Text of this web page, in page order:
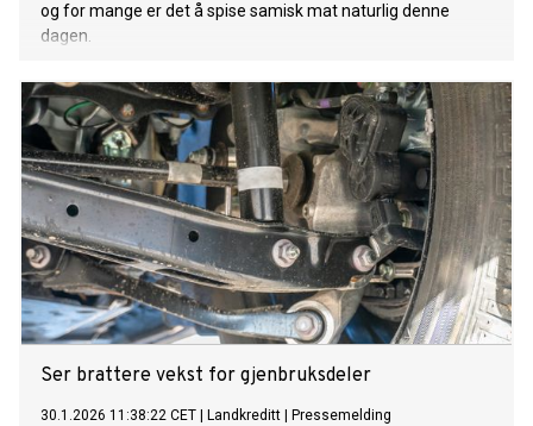
og for mange er det å spise samisk mat naturlig denne
dagen.
Ser brattere vekst for gjenbruksdeler
30.1.2026 11:38:22 CET Landkreditt Pressemelding